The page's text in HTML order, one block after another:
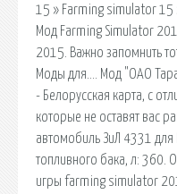
15 » Farming simulator 15
Мод Farming Simulator
2015. Важно запомнить
Моды для…. Мод "ОАО
- Белорусская карта, с
которые не оставят вас
автомобиль ЗиЛ 4331
топливного бака, л: 360.
игры farming simulator